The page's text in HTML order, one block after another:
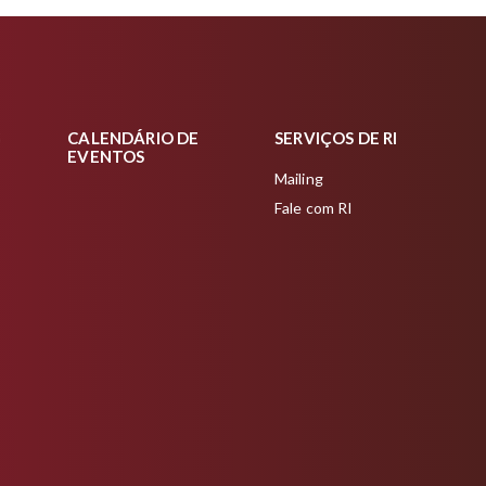
CALENDÁRIO DE
EVENTOS
SERVIÇOS DE RI
Mailing
Fale com RI